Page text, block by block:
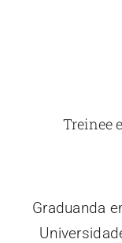
Treinee
Graduanda